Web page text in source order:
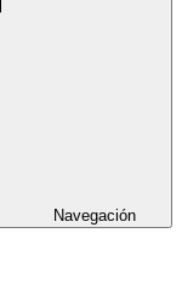
Navegación